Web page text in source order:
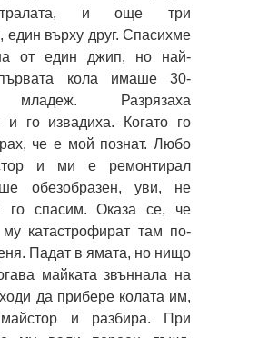
и още три
един върху друг. Спасихме
от един джип, но най-
кола имаше 30-
младеж. Разрязаха
и го извадиха. Когато го
че е мой познат. Любо
и ми е ремонтирал
обезобразен, уви, не
го спасим. Оказа се, че
му катастрофират там по-
Падат в ямата, но нищо
майката звъннала на
да прибере колата им,
и разбира. При